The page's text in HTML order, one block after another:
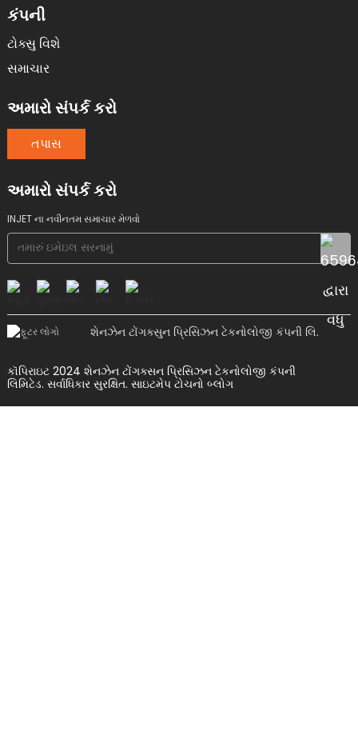
કંપની
ટોક્સુ વિશે
સમાચાર
અમારો સંપર્ક કરો
તપાસ
અમારો સંપર્ક કરો
INJET ના નવીનતમ સમાચાર મેળવો
શેનઝેન ટોંગક્સુન પ્રિસિઝન ટેકનોલોજી કંપની લિ.
કૉપિરાઇટ 2024 શેનઝેન ટોંગક્સન પ્રિસિઝન ટેકનોલોજી કંપની
લિમિટેડ. સર્વાધિકાર સુરક્ષિત. સાઇટમેપ ટોચનો બ્લોગ